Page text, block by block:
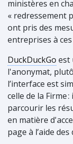
ministères en
« redressement
ont pris des
entreprises à
DuckDuckGo est
l'anonymat,
l’interface est
celle de la Firme:
parcourir les
en matière
page à l’aide